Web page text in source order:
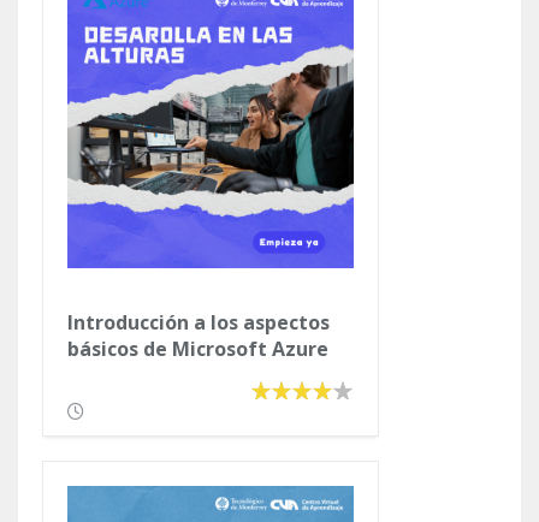
Introducción a los aspectos
básicos de Microsoft Azure